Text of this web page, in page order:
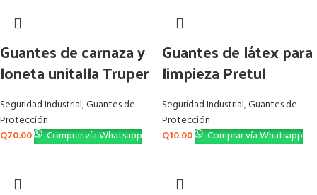
Guantes de carnaza y
loneta unitalla Truper
Seguridad Industrial,Guantes de
Protección
Q70.00 Comprar vía Whatsapp
Guantes de látex para
limpieza Pretul
Seguridad Industrial,Guantes de
Protección
Q10.00 Comprar vía Whatsapp